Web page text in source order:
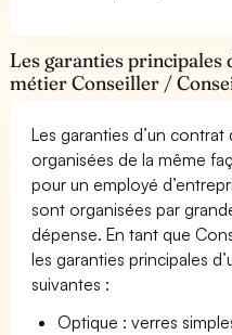
Les garanties principales
métier Conseiller /
Les garanties d’un
organisées de la même
pour un employé
sont organisées par
dépense. En tant que
les garanties principales
suivantes :
Optique : verres